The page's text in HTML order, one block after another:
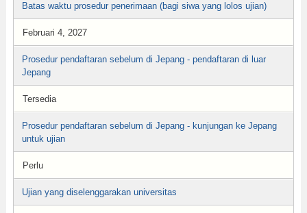
Batas waktu prosedur penerimaan (bagi siwa yang lolos ujian)
Februari 4, 2027
Prosedur pendaftaran sebelum di Jepang - pendaftaran di luar
Jepang
Tersedia
Prosedur pendaftaran sebelum di Jepang - kunjungan ke Jepang
untuk ujian
Perlu
Ujian yang diselenggarakan universitas